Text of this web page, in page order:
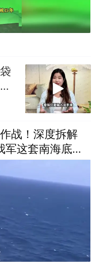
战！深度拆解
这套南海底牌